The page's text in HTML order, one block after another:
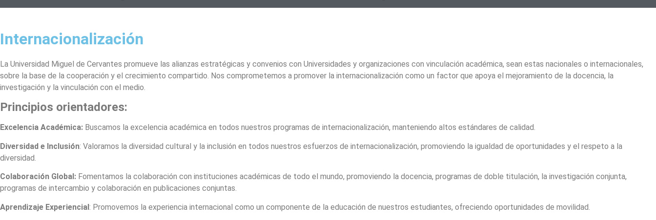
Internacionalización
La Universidad Miguel de Cervantes promueve las alianzas estratégicas y convenios con Universidades y organizaciones con vinculación académica, sean estas nacionales o internacionales,
sobre la base de la cooperación y el crecimiento compartido. Nos comprometemos a promover la internacionalización como un factor que apoya el mejoramiento de la docencia, la
investigación y la vinculación con el medio.
Principios orientadores:
Excelencia Académica: Buscamos la excelencia académica en todos nuestros programas de internacionalización, manteniendo altos estándares de calidad.
Diversidad e Inclusión: Valoramos la diversidad cultural y la inclusión en todos nuestros esfuerzos de internacionalización, promoviendo la igualdad de oportunidades y el respeto a la
diversidad.
Colaboración Global: Fomentamos la colaboración con instituciones académicas de todo el mundo, promoviendo la docencia, programas de doble titulación, la investigación conjunta,
programas de intercambio y colaboración en publicaciones conjuntas.
Aprendizaje Experiencial: Promovemos la experiencia internacional como un componente de la educación de nuestros estudiantes, ofreciendo oportunidades de movilidad.